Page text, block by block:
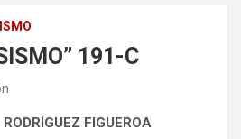
191-C
FIGUEROA